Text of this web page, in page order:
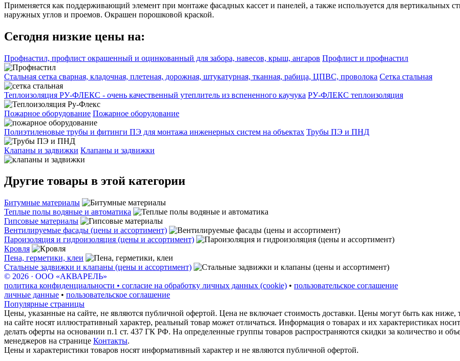
Применяется как поддерживающий элемент при монтаже фасадных кассет и панелей, а также используется для вертикальных
наружных углов и проемов. Окрашен порошковой краской.
Сегодня низкие цены на:
Профнастил, профлист окрашенный и оцинкованный для забора, навесов, крыш, ангаров Профлист и профнастил
Стальная сетка сварная, кладочная, плетеная, дорожная, штукатурная, тканная, рабица, ЦПВС, проволока Сетка стальная
Теплоизоляция РУ-ФЛЕКС - очень качественный утеплитель из вспененного каучука РУ-ФЛЕКС теплоизоляция
Пожарное оборудование Пожарное оборудование
Полиэтиленовые трубы и фитинги ПЭ для монтажа инженерных систем на объектах Трубы ПЭ и ПНД
Клапаны и задвижки Клапаны и задвижки
Другие товары в этой категории
Битумные материалы
Теплые полы водяные и автоматика
Гипсовые материалы
Вентилируемые фасады (цены и ассортимент)
Пароизоляция и гидроизоляция (цены и ассортимент)
Кровля
Пена, герметики, клеи
Стальные задвижки и клапаны (цены и ассортимент)
© 2026 · ООО «АКВАРЕЛЬ»
политика конфиденциальности • согласие на обработку личных данных (cookie) • пользовательское соглашение
личные данные • пользовательское соглашение
Популярные страницы
Цены, указанные на сайте, не являются публичной офертой. Цена не включает стоимость доставки. Цены могут быть как
на сайте носят иллюстративный характер, реальный товар может отличаться. Информация о товарах и их характеристиках
делать оферты на основании п.1 ст. 437 ГК РФ. На определенные группы товаров распространяются скидки за количество и
менеджеров на странице Контакты.
Цены и характеристики товаров носят информативный характер и не являются публичной офертой.